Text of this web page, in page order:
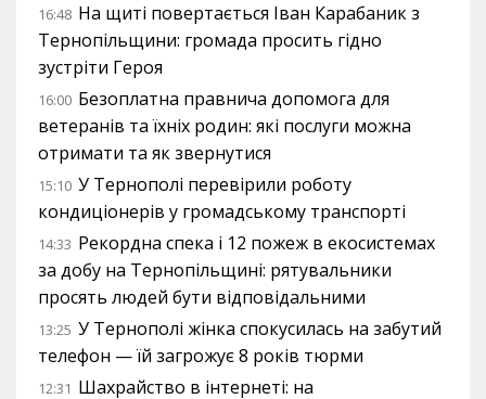
16:48 На щиті повертається Іван Карабаник з
Тернопільщини: громада просить гідно
зустріти Героя
16:00 Безоплатна правнича допомога для
ветеранів та їхніх родин: які послуги можна
отримати та як звернутися
15:10 У Тернополі перевірили роботу
кондиціонерів у громадському транспорті
14:33 Рекордна спека і 12 пожеж в екосистемах
за добу на Тернопільщині: рятувальники
просять людей бути відповідальними
13:25 У Тернополі жінка спокусилась на забутий
телефон — їй загрожує 8 років тюрми
12:31 Шахрайство в інтернеті: на